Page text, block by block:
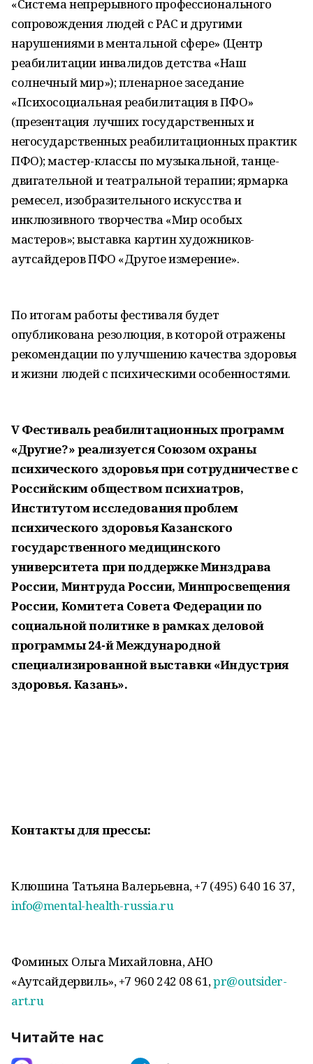
«Система непрерывного профессионального
сопровождения людей с РАС и другими
нарушениями в ментальной сфере» (Центр
реабилитации инвалидов детства «Наш
солнечный мир»); пленарное заседание
«Психосоциальная реабилитация в ПФО»
(презентация лучших государственных и
негосударственных реабилитационных практик
ПФО); мастер-классы по музыкальной, танце-
двигательной и театральной терапии; ярмарка
ремесел, изобразительного искусства и
инклюзивного творчества «Мир особых
мастеров»; выставка картин художников-
аутсайдеров ПФО «Другое измерение».
По итогам работы фестиваля будет
опубликована резолюция, в которой отражены
рекомендации по улучшению качества здоровья
и жизни людей с психическими особенностями.
V Фестиваль реабилитационных программ
«Другие?» реализуется Союзом охраны
психического здоровья при сотрудничестве с
Российским обществом психиатров,
Институтом исследования проблем
психического здоровья Казанского
государственного медицинского
университета при поддержке Минздрава
России, Минтруда России, Минпросвещения
России, Комитета Совета Федерации по
социальной политике в рамках деловой
программы 24-й Международной
специализированной выставки «Индустрия
здоровья. Казань».
Контакты для прессы:
Клюшина Татьяна Валерьевна, +7 (495) 640 16 37,
info@mental-health-russia.ru
Фоминых Ольга Михайловна, АНО
«Аутсайдервиль», +7 960 242 08 61,pr@outsider-
art.ru
Читайте нас